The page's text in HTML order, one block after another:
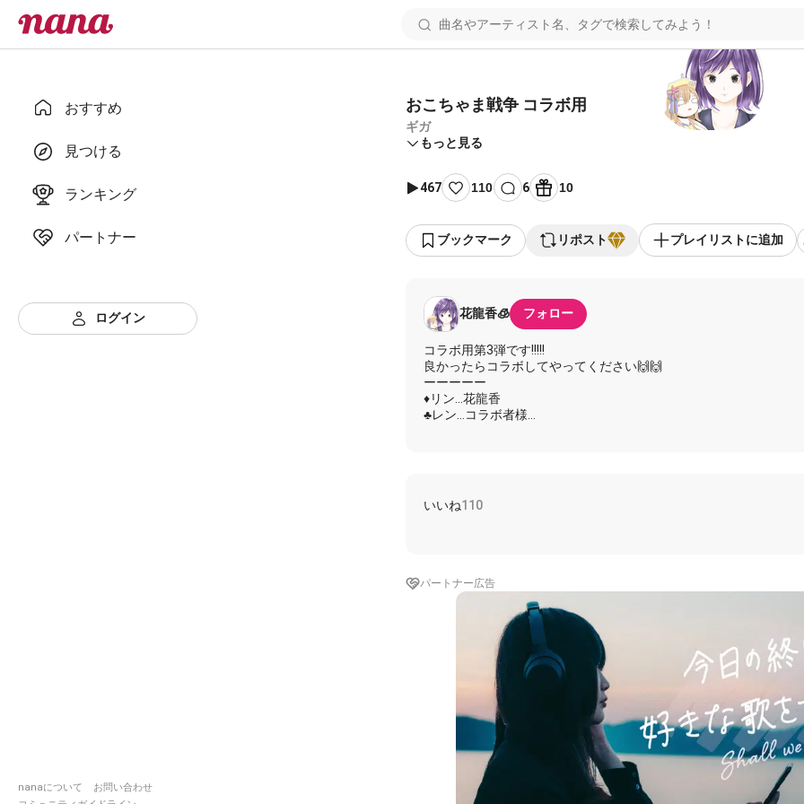
おすすめ
見つける
ランキング
パートナー
ログイン
nanaについて
お問い合わせ
おこちゃま戦争 コラボ用
ギガ
もっと見る
467 110 6 10
ブックマーク リポスト プレイリストに追加
花龍香🧊 フォロー
コラボ用第3弾です!!!!!
良かったらコラボしてやってください🙌🙌
ーーーーー
♦リン…花龍香
♣レン…コラボ者様
♣「ちゃんとやれ！」
立派な立派な貴族様なんですですの
ひれ伏せ愚民 君との違いを
ヴァイヴァイスロイ 見せてやるぜ
♣おいまてまて また勝手に
そんな見抜けるようなハッタリかまして
♦はーいはーいはいはい
お兄様の仰せのままに（笑）
♣あﾞーむかつくぜ！まーぢむかつくぜ！
兄に対して生意気な態度
閧（とき）の声 ゴングを鳴らせ
ケンカ勃発で宣戦布告
いいね110
パートナー広告